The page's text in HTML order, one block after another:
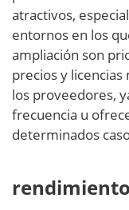
atractivos,
entornos en los
ampliación son
precios y
los proveedores,
frecuencia u
determinados
rendimiento